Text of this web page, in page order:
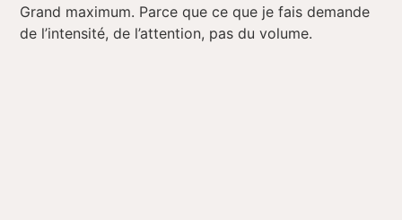
Grand maximum. Parce que ce que je fais demande
de l’intensité, de l’attention, pas du volume.